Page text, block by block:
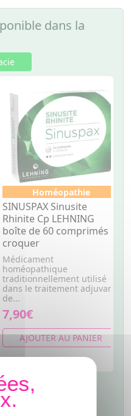
dans la
Homéopathie
SINUSPAX Sinusite
Rhinite Cp LEHNING
boîte de 60 comprimés à
croquer
Médicament
homéopathique
traditionnellement utilisé
dans le traitement adjuvant
de...
7,90€
AJOUTER AU PANIER
disponibles,